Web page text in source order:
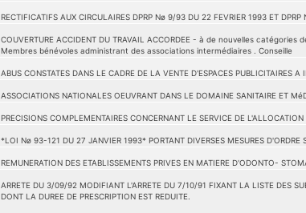
RECTIFICATIFS AUX CIRCULAIRES DPRP Nø 9/93 DU 22 FEVRIER 1993 ET
COUVERTURE ACCIDENT DU TRAVAIL ACCORDEE - à de nouvelles
Membres bénévoles administrant des associations intermédiaires . Conseille
ABUS CONSTATES DANS LE CADRE DE LA VENTE D'ESPACES PUBLICITAIRES
ASSOCIATIONS NATIONALES OEUVRANT DANS LE DOMAINE SANITAIRE ET
PRECISIONS COMPLEMENTAIRES CONCERNANT LE SERVICE DE
*LOI Nø 93-121 DU 27 JANVIER 1993* PORTANT DIVERSES MESURES D'ORDRE
REMUNERATION DES ETABLISSEMENTS PRIVES EN MATIERE D'ODONTO-
ARRETE DU 3/09/92 MODIFIANT L'ARRETE DU 7/10/91 FIXANT LA LISTE DES
DONT LA DUREE DE PRESCRIPTION EST REDUITE.